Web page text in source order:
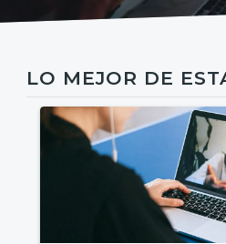
LO MEJOR DE